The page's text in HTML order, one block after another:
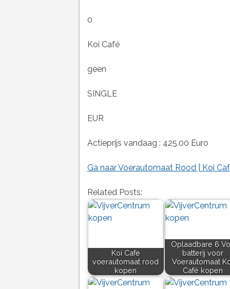
0
Koi Café
geen
SINGLE
EUR
Actieprijs vandaag : 425.00 Euro
Ga naar Voerautomaat Rood | Koi
Related Posts:
Koi Cafe
voerautomaat rood
kopen
Oplaadbare 6
batterij voor
Voerautomaat
Café kopen